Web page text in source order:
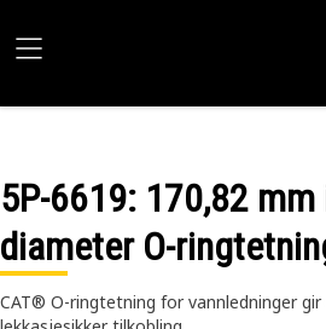
5P-6619: 170,82
diameter O-
CAT® O-ringtetning for vannledninger